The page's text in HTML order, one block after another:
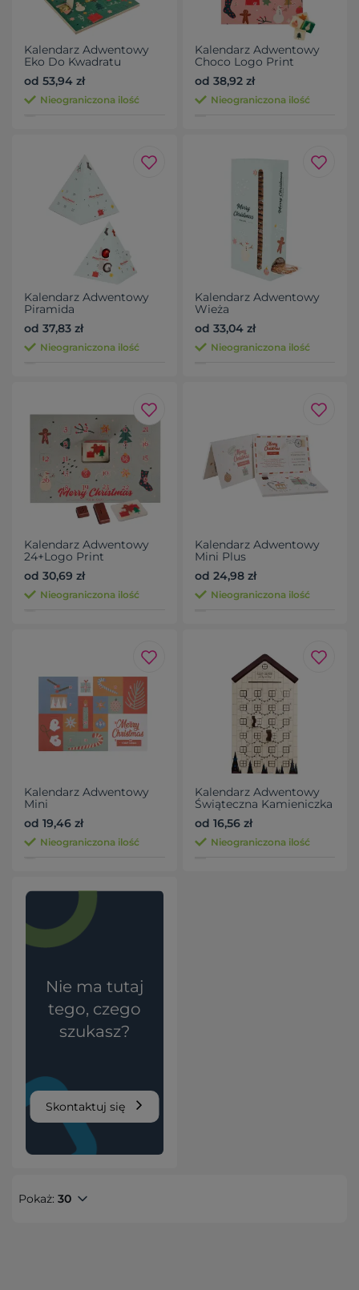
Kalendarz Adwentowy
Eko Do Kwadratu
od 53,94 zł
Nieograniczona ilość
Kalendarz Adwentowy
Choco Logo Print
od 38,92 zł
Nieograniczona ilość
Kalendarz Adwentowy
Piramida
od 37,83 zł
Nieograniczona ilość
Kalendarz Adwentowy
Wieża
od 33,04 zł
Nieograniczona ilość
Kalendarz Adwentowy
24+Logo Print
od 30,69 zł
Nieograniczona ilość
Kalendarz Adwentowy
Mini Plus
od 24,98 zł
Nieograniczona ilość
Kalendarz Adwentowy
Mini
od 19,46 zł
Nieograniczona ilość
Kalendarz Adwentowy
Świąteczna Kamieniczka
od 16,56 zł
Nieograniczona ilość
Nie ma tutaj
tego, czego
szukasz?
Skontaktuj się
Pokaż: 30